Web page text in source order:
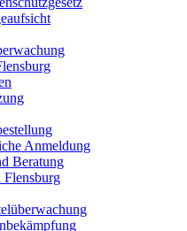
Anmeldung
Beratung
Flensburg